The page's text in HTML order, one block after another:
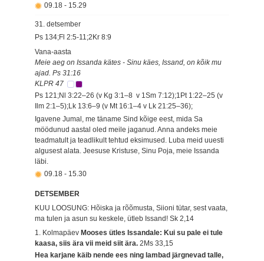
09.18 - 15.29
31. detsember
Ps 134;Fl 2:5-11;2Kr 8:9
Vana-aasta
Meie aeg on Issanda kätes - Sinu käes, Issand, on kõik mu
ajad. Ps 31:16
KLPR 47
Ps 121;Nl 3:22–26 (v Kg 3:1–8 v 1Sm 7:12);1Pt 1:22–25 (v
Ilm 2:1–5);Lk 13:6–9 (v Mt 16:1–4 v Lk 21:25–36);
Igavene Jumal, me täname Sind kõige eest, mida Sa
möödunud aastal oled meile jaganud. Anna andeks meie
teadmatult ja teadlikult tehtud eksimused. Luba meid uuesti
algusest alata. Jeesuse Kristuse, Sinu Poja, meie Issanda
läbi.
09.18 - 15.30
DETSEMBER
KUU LOOSUNG: Hõiska ja rõõmusta, Siioni tütar, sest vaata,
ma tulen ja asun su keskele, ütleb Issand!Sk 2,14
1. KolmapäevMooses ütles Issandale: Kui su pale ei tule
kaasa, siis ära vii meid siit ära.2Ms 33,15
Hea karjane käib nende ees ning lambad järgnevad talle,